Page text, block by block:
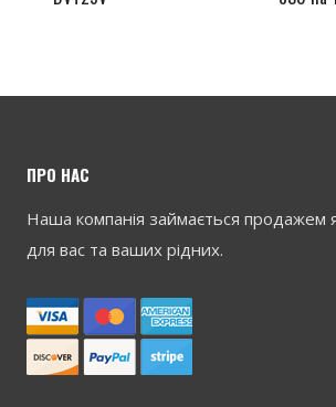
ПРО НАС
Наша компанія займається продажем
для вас та ваших рідних.